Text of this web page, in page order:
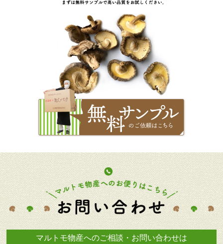
マルトモ物産へのご相談・お問い合わせは